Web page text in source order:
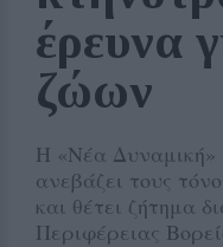
έρευνα
ζώων
Η «Νέα
ανεβάζει τους
και θέτει ζήτημα
Περιφέρειας